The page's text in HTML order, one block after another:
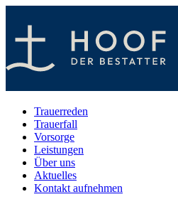
Inhalt
springen
Trauerreden
Trauerfall
Vorsorge
Leistungen
Über uns
Aktuelles
Kontakt aufnehmen